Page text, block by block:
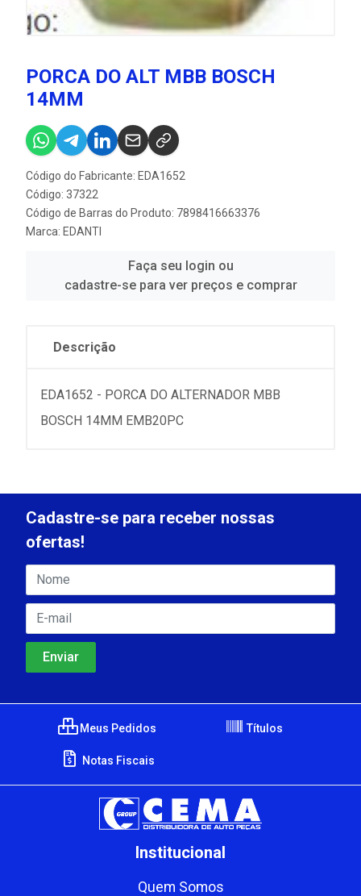
PORCA DO ALT MBB BOSCH
14MM
Código do Fabricante: EDA1652
Código: 37322
Código de Barras do Produto: 7898416663376
Marca: EDANTI
Faça seu login ou
cadastre-se para ver preços e comprar
Descrição
EDA1652 - PORCA DO ALTERNADOR MBB
BOSCH 14MM EMB20PC
Cadastre-se para receber nossas
ofertas!
Meus Pedidos Títulos
Notas Fiscais
Institucional
Quem Somos